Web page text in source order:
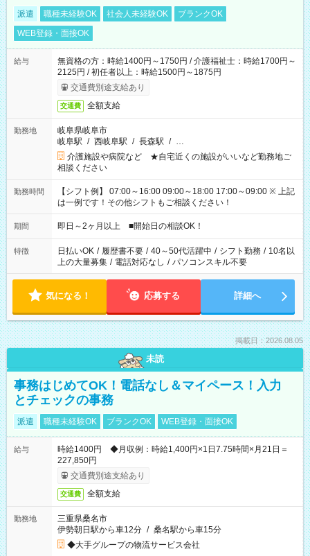
派遣 職種未経験OK 社会人未経験OK
ブランクOK
WEB登録・面接OK
給与
無資格の方：時給1400円～1750円 / 介護福祉士：時給1700円～
2125円 / 初任者以上：時給1500円～1875円
交通費別途支給あり
交通費 全額支給
勤務地
岐阜県岐阜市
岐阜駅 / 西岐阜駅 / 長森駅 / …
介護施設や病院など ★自宅近くの施設がいいなど勤務地ご
相談ください
勤務時間
【シフト例】 07:00～16:00 09:00～18:00 17:00～09:00 ※ 上記
は一例です！その他シフトもご相談ください！
期間 即日～2ヶ月以上 ■開始日の相談OK！
特徴 日払いOK / 履歴書不要 / 40～50代活躍中 / シフト勤務 / 10名以
上の大量募集 / 電話対応なし / パソコンスキル不要
気になる！ 応募する 詳細へ
掲載日：2026.08.05
未読
事務はじめてOK！電話なし＆マイペース！入力
とチェックの事務
派遣 職種未経験OK ブランクOK WEB登録・面接OK
給与
時給1400円 ◆月収例：時給1,400円×1日7.75時間×月21日＝
227,850円
交通費別途支給あり
交通費 全額支給
勤務地
三重県桑名市
伊勢朝日駅から車12分 / 桑名駅から車15分
◆大手グループの物流サービス会社